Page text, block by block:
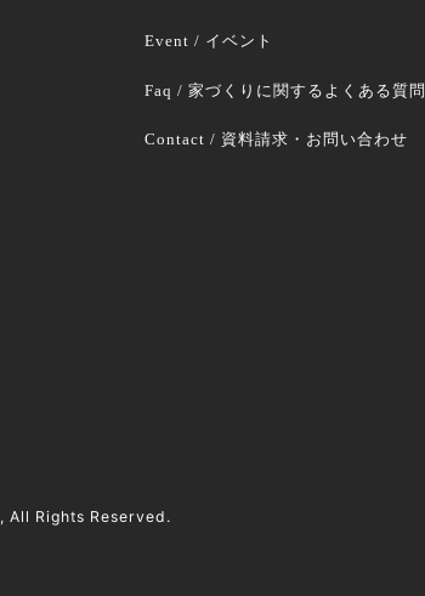
Event / イベント
Faq / 家づくりに関するよくある質問
Contact / 資料請求・お問い合わせ
, All Rights Reserved.